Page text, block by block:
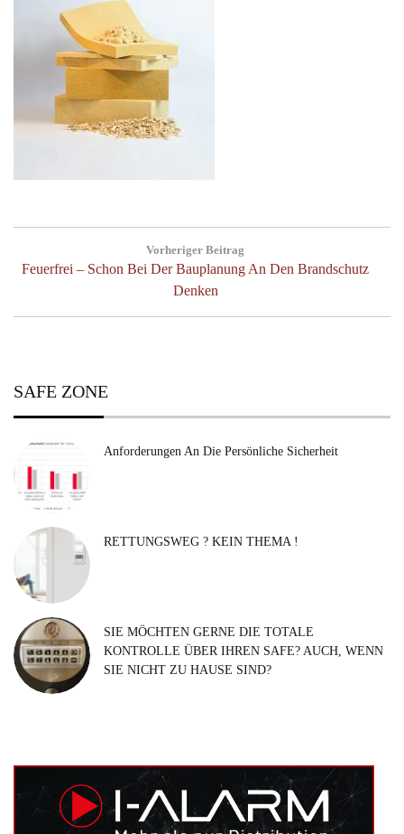
Vorheriger Beitrag
Previous
Feuerfrei – Schon Bei Der Bauplanung An Den Brandschutz
Denken
SAFE ZONE
Anforderungen An Die Persönliche Sicherheit
RETTUNGSWEG ? KEIN THEMA !
SIE MÖCHTEN GERNE DIE TOTALE
KONTROLLE ÜBER IHREN SAFE? AUCH, WENN
SIE NICHT ZU HAUSE SIND?